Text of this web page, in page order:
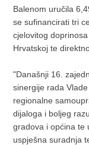
Balenom uručila
se sufinancirati tri
cjelovitog
Hrvatskoj te
"Današnji 16.
sinergije rada
regionalne
dijaloga i boljeg
gradova i općina te
uspješna suradnja